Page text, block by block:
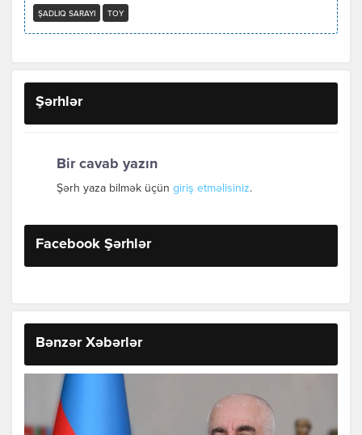
ŞADLIQ SARAYI TOY
Şərhlər
Bir cavab yazın
Şərh yaza bilmək üçün giriş etməlisiniz.
Facebook Şərhlər
Bənzər Xəbərlər